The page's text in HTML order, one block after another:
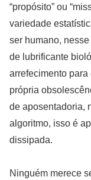
“propósito” ou
variedade
ser humano,
de lubrificante
arrefecimento
própria
de aposentadoria,
algoritmo, isso é
dissipada.
Ninguém merece